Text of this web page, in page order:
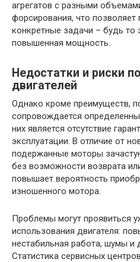
агрегатов с разными
форсирования, что позволяет
конкретные задачи – будь то
повышенная мощность.
Недостатки и риски
двигателей
Однако кроме преимуществ,
сопровождается
них является отсутствие
эксплуатации. В отличие от
подержанные моторы
без возможности возврата
повышает вероятность
изношенного мотора.
Проблемы могут проявиться
использования двигателя:
нестабильная работа, шумы
Статистика сервисных